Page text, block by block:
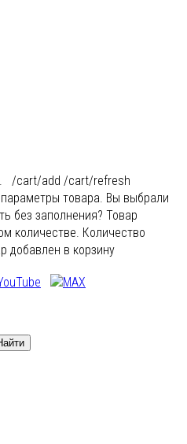
/cart/add /cart/refresh
товара. Вы выбрали
без заполнения? Товар
количестве. Количество
добавлен в корзину